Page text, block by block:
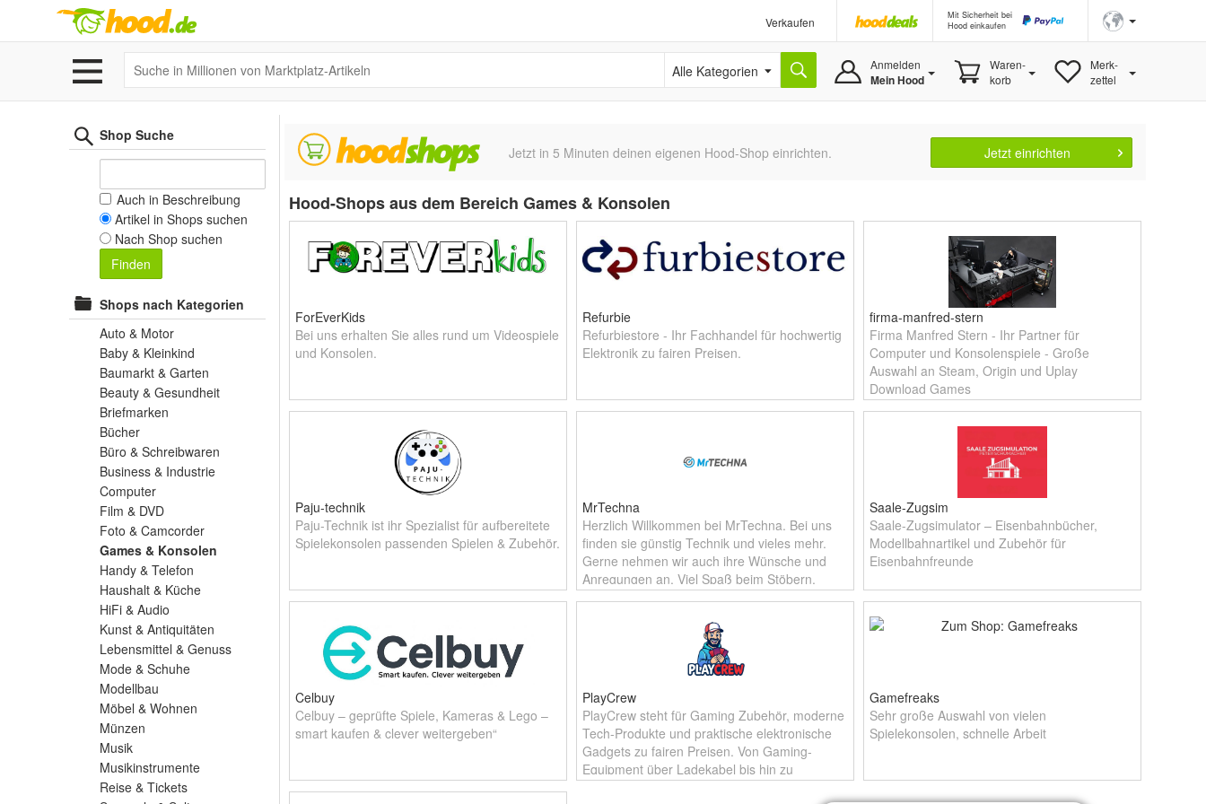
Verkaufen
Mit Sicherheit bei
Hood einkaufen
Alle Kategorien Anmelden
Mein Hood
Waren-
korb
Merk-
zettel
Shop Suche
Auch in Beschreibung
Artikel in Shops suchen
Nach Shop suchen
Finden
Shops nach Kategorien
Auto & Motor
Baby & Kleinkind
Baumarkt & Garten
Beauty & Gesundheit
Briefmarken
Bücher
Büro & Schreibwaren
Business & Industrie
Computer
Film & DVD
Foto & Camcorder
Games & Konsolen
Handy & Telefon
Haushalt & Küche
HiFi & Audio
Kunst & Antiquitäten
Lebensmittel & Genuss
Mode & Schuhe
Modellbau
Möbel & Wohnen
Münzen
Musik
Musikinstrumente
Reise & Tickets
Jetzt in 5 Minuten deinen eigenen Hood-Shop einrichten. Jetzt einrichten
Hood-Shops aus dem Bereich Games & Konsolen
ForEverKids
Bei uns erhalten Sie alles rund um Videospiele
und Konsolen.
Refurbie
Refurbiestore - Ihr Fachhandel für hochwertig
Elektronik zu fairen Preisen.
firma-manfred-stern
Firma Manfred Stern - Ihr Partner für
Computer und Konsolenspiele - Große
Auswahl an Steam, Origin und Uplay
Download Games
Paju-technik
Paju-Technik ist ihr Spezialist für aufbereitete
Spielekonsolen passenden Spielen & Zubehör.
MrTechna
Herzlich Willkommen bei MrTechna. Bei uns
finden sie günstig Technik und vieles mehr.
Gerne nehmen wir auch ihre Wünsche und
Anregungen an. Viel Spaß beim Stöbern.
Saale-Zugsim
Saale-Zugsimulator – Eisenbahnbücher,
Modellbahnartikel und Zubehör für
Eisenbahnfreunde
Celbuy
Celbuy – geprüfte Spiele, Kameras & Lego –
smart kaufen & clever weitergeben“
PlayCrew
PlayCrew steht für Gaming Zubehör, moderne
Tech-Produkte und praktische elektronische
Gadgets zu fairen Preisen. Von Gaming-
Equipment über Ladekabel bis hin zu
Gamefreaks
Sehr große Auswahl von vielen
Spielekonsolen, schnelle Arbeit